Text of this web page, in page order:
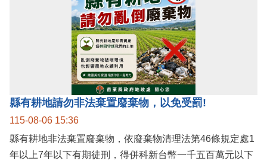
縣有耕地請勿非法棄置廢棄物，以免受罰!
115-08-06 15:36
縣有耕地非法棄置廢棄物，依廢棄物清理法第46條規定處1
年以上7年以下有期徒刑，得併科新台幣一千五百萬元以下